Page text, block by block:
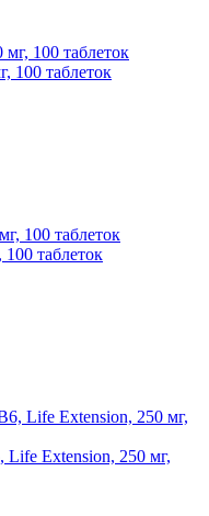
100 таблеток
таблеток
Life Extension, 250 мг,